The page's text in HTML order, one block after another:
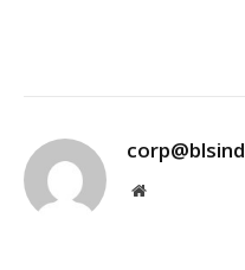
Website